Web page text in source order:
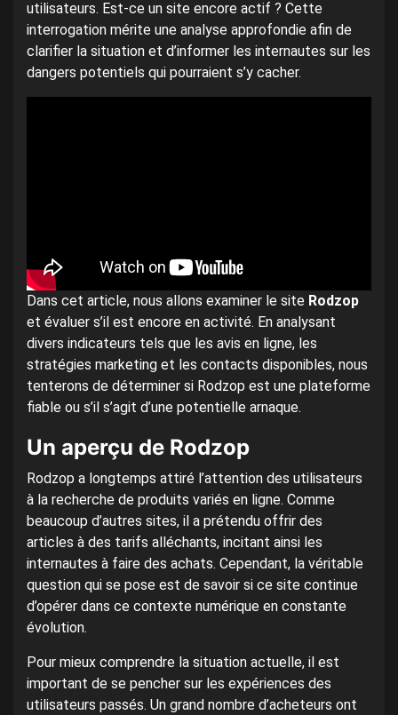
utilisateurs. Est-ce un site encore actif ? Cette
interrogation mérite une analyse approfondie afin de
clarifier la situation et d’informer les internautes sur les
dangers potentiels qui pourraient s’y cacher.
Dans cet article, nous allons examiner le site Rodzop
et évaluer s’il est encore en activité. En analysant
divers indicateurs tels que les avis en ligne, les
stratégies marketing et les contacts disponibles, nous
tenterons de déterminer si Rodzop est une plateforme
fiable ou s’il s’agit d’une potentielle arnaque.
Un aperçu de Rodzop
Rodzop a longtemps attiré l’attention des utilisateurs
à la recherche de produits variés en ligne. Comme
beaucoup d’autres sites, il a prétendu offrir des
articles à des tarifs alléchants, incitant ainsi les
internautes à faire des achats. Cependant, la véritable
question qui se pose est de savoir si ce site continue
d’opérer dans ce contexte numérique en constante
évolution.
Pour mieux comprendre la situation actuelle, il est
important de se pencher sur les expériences des
utilisateurs passés. Un grand nombre d’acheteurs ont